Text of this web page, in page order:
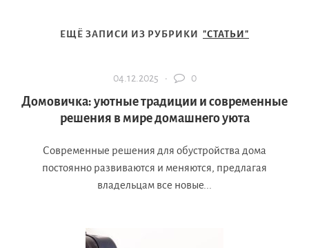
ЕЩЁ ЗАПИСИ ИЗ РУБРИКИ "СТАТЬИ"
04.12.2025 · 0
Домовичка: уютные традиции и современные
решения в мире домашнего уюта
Современные решения для обустройства дома
постоянно развиваются и меняются, предлагая
владельцам все новые...